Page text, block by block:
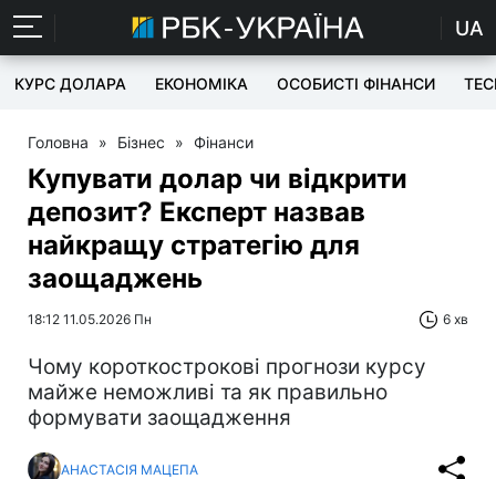
UA
КУРС ДОЛАРА ЕКОНОМІКА ОСОБИСТІ ФІНАНСИ
Головна » Бізнес » Фінанси
Купувати долар чи відкрити
депозит? Експерт назвав
найкращу стратегію для
заощаджень
18:12 11.05.2026 Пн 6 хв
Чому короткострокові прогнози курсу
майже неможливі та як правильно
формувати заощадження
АНАСТАСІЯ МАЦЕПА